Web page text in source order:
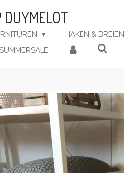
DUYMELOT
HAKEN & BREIEN
SUMMERSALE